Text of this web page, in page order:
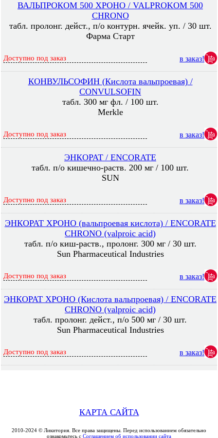
ВАЛЬПРОКОМ 500 ХРОНО / VALPROKOM 500
CHRONO
табл. пролонг. дейст., п/о контурн. ячейк. уп. / 30 шт.
Фарма Старт
Доступно под заказ в заказ!
КОНВУЛЬСОФИН (Кислота вальпроевая) /
CONVULSOFIN
табл. 300 мг фл. / 100 шт.
Merkle
Доступно под заказ в заказ!
ЭНКОРАТ / ENCORATE
табл. п/о кишечно-раств. 200 мг / 100 шт.
SUN
Доступно под заказ в заказ!
ЭНКОРАТ ХРОНО (вальпроевая кислота) / ENCORATE
CHRONO (valproic acid)
табл. п/о киш-раств., пролонг. 300 мг / 30 шт.
Sun Pharmaceutical Industries
Доступно под заказ в заказ!
ЭНКОРАТ ХРОНО (Кислота вальпроевая) / ENCORATE
CHRONO (valproic acid)
табл. пролонг. дейст., п/о 500 мг / 30 шт.
Sun Pharmaceutical Industries
Доступно под заказ в заказ!
КАРТА САЙТА
2010-2024 © Ликитория. Все права защищены. Перед использованием обязательно
ознакомьтесь с Соглашением об использовании сайта